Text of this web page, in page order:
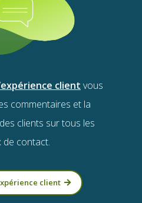
client vous
commentaires et la
clients sur tous les
de contact.
client